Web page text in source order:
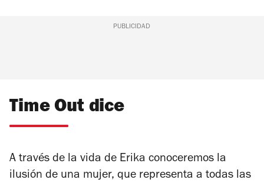
PUBLICIDAD
Time Out dice
A través de la vida de Erika conoceremos la
ilusión de una mujer, que representa a todas las